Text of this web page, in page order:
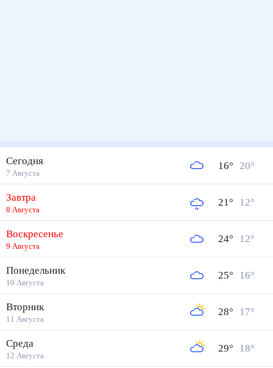
Сегодня
7 Августа
16° 20°
Завтра
8 Августа
21° 12°
Воскресенье
9 Августа
24° 12°
Понедельник
10 Августа
25° 16°
Вторник
11 Августа
28° 17°
Среда
12 Августа
29° 18°